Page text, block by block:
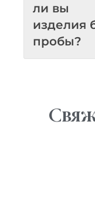
ли вы
изделия
пробы?